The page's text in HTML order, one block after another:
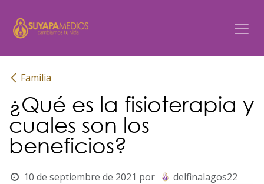
Familia
¿Qué es la fisioterapia y
cuales son los
beneficios?
10 de septiembre de 2021 por delfinalagos22